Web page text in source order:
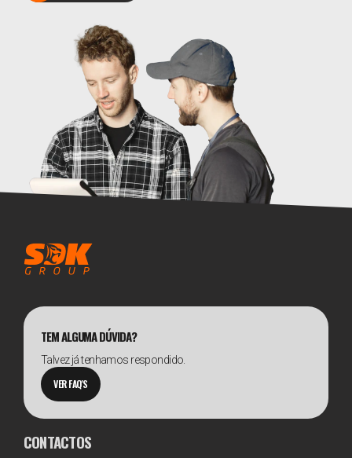
TEM ALGUMA DÚVIDA?
Talvez já tenhamos respondido.
VER FAQ'S
CONTACTOS